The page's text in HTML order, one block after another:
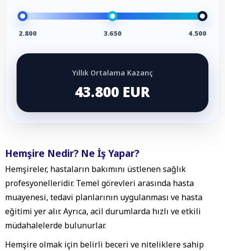
2.800 3.650 4.500
Yıllık Ortalama Kazanç
43.800 EUR
Hemşire Nedir? Ne İş Yapar?
Hemşireler, hastaların bakımını üstlenen sağlık
profesyonelleridir. Temel görevleri arasında hasta
muayenesi, tedavi planlarının uygulanması ve hasta
eğitimi yer alır. Ayrıca, acil durumlarda hızlı ve etkili
müdahalelerde bulunurlar.
Hemşire olmak için belirli beceri ve niteliklere sahip